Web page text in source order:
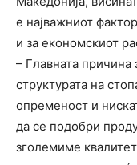
е најважниот
и за економскиот
– Главната причина
структурата на
опременост и
да се подобри
зголемиме